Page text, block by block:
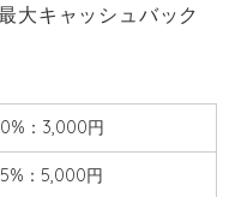
大キャッシュバック
：3,000円
：5,000円